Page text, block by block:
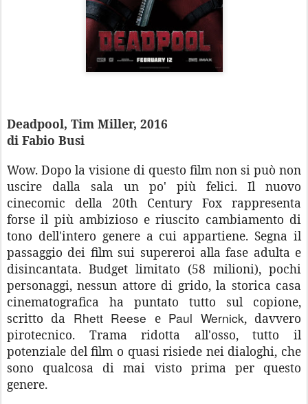
Deadpool, Tim Miller, 2016
di Fabio Busi
Wow. Dopo la visione di questo film non si può non
uscire dalla sala un po' più felici. Il nuovo
cinecomic della 20th Century Fox rappresenta
forse il più ambizioso e riuscito cambiamento di
tono dell'intero genere a cui appartiene. Segna il
passaggio dei film sui supereroi alla fase adulta e
disincantata. Budget limitato (58 milioni), pochi
personaggi, nessun attore di grido, la storica casa
cinematografica ha puntato tutto sul copione,
scritto da Rhett Reese e Paul Wernick, davvero
pirotecnico. Trama ridotta all'osso, tutto il
potenziale del film o quasi risiede nei dialoghi, che
sono qualcosa di mai visto prima per questo
genere.